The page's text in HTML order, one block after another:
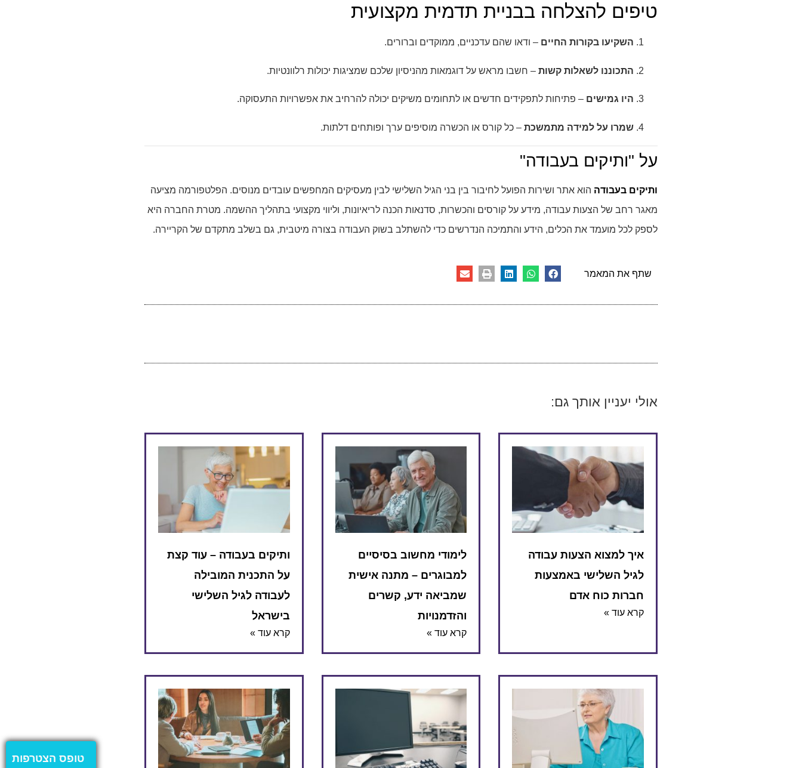
טיפים להצלחה בבניית תדמית מקצועית
השקיעו בקורות החיים – ודאו שהם עדכניים, ממוקדים וברורים.
התכוננו לשאלות קשות – חשבו מראש על דוגמאות מהניסיון שלכם שמציגות יכולות רלוונטיות.
היו גמישים – פתיחות לתפקידים חדשים או לתחומים משיקים יכולה להרחיב את אפשרויות התעסוקה.
שמרו על למידה מתמשכת – כל קורס או הכשרה מוסיפים ערך ופותחים דלתות.
על "ותיקים בעבודה"
ותיקים בעבודה הוא אתר ושירות הפועל לחיבור בין בני הגיל השלישי לבין מעסיקים המחפשים עובדים מנוסים. הפלטפורמה מציעה
מאגר רחב של הצעות עבודה, מידע על קורסים והכשרות, סדנאות הכנה לריאיונות, וליווי מקצועי בתהליך ההשמה. מטרת החברה היא
לספק לכל מועמד את הכלים, הידע והתמיכה הנדרשים כדי להשתלב בשוק העבודה בצורה מיטבית, גם בשלב מתקדם של הקריירה.
שתף את המאמר
אולי יעניין אותך גם:
איך למצוא הצעות עבודה
לגיל השלישי באמצעות
חברות כוח אדם
קרא עוד »
לימודי מחשוב בסיסיים
למבוגרים – מתנה אישית
שמביאה ידע, קשרים
והזדמנויות
קרא עוד »
ותיקים בעבודה – עוד קצת
על התכנית המובילה
לעבודה לגיל השלישי
בישראל
קרא עוד »
טופס הצטרפות